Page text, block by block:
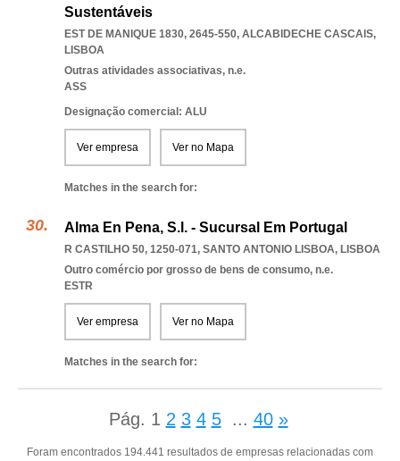
Sustentáveis
EST DE MANIQUE 1830, 2645-550, ALCABIDECHE CASCAIS,
LISBOA
Outras atividades associativas, n.e.
ASS
Designação comercial: ALU
Ver empresa Ver no Mapa
Matches in the search for:
Alma En Pena, S.l. - Sucursal Em Portugal
R CASTILHO 50, 1250-071, SANTO ANTONIO LISBOA, LISBOA
Outro comércio por grosso de bens de consumo, n.e.
ESTR
Ver empresa Ver no Mapa
Matches in the search for:
Pág. 1 2 3 4 5 ... 40 »
Foram encontrados 194.441 resultados de empresas relacionadas com